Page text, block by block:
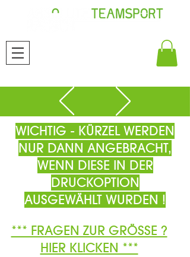
WICHTIG - KÜRZEL WERDEN
NUR DANN ANGEBRACHT,
WENN DIESE IN DER
DRUCKOPTION
AUSGEWÄHLT WURDEN !
*** FRAGEN ZUR GRÖSSE ?
HIER KLICKEN ***